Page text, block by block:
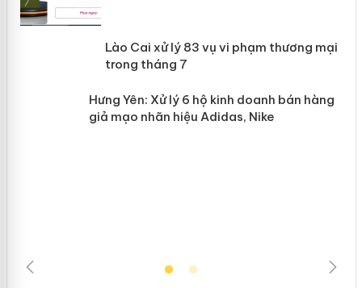
Lào Cai xử lý 83 vụ vi phạm thương
mại trong tháng 7